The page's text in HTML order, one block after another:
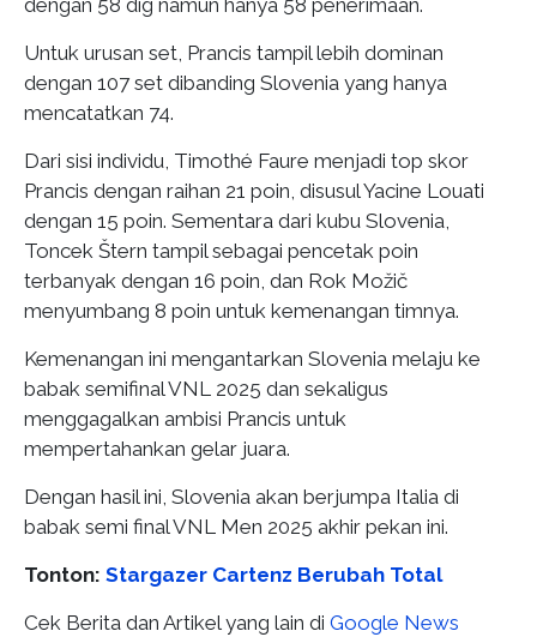
dengan 58 dig namun hanya 58 penerimaan.
Untuk urusan set, Prancis tampil lebih dominan
dengan 107 set dibanding Slovenia yang hanya
mencatatkan 74.
Dari sisi individu, Timothé Faure menjadi top skor
Prancis dengan raihan 21 poin, disusul Yacine Louati
dengan 15 poin. Sementara dari kubu Slovenia,
Toncek Štern tampil sebagai pencetak poin
terbanyak dengan 16 poin, dan Rok Možič
menyumbang 8 poin untuk kemenangan timnya.
Kemenangan ini mengantarkan Slovenia melaju ke
babak semifinal VNL 2025 dan sekaligus
menggagalkan ambisi Prancis untuk
mempertahankan gelar juara.
Dengan hasil ini, Slovenia akan berjumpa Italia di
babak semi final VNL Men 2025 akhir pekan ini.
Tonton: Stargazer Cartenz Berubah Total
Cek Berita dan Artikel yang lain di Google News